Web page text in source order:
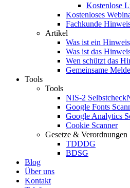
Kostenlose
Kostenloses
Fachkunde
Artikel
Was ist ein
Was ist das
Wen schützt das
Gemeinsame
Tools
Tools
NIS-2 Selbstcheck
Google Fonts
Google Analytics
Cookie Scanner
Gesetze & Verordnungen
TDDDG
BDSG
Blog
Über uns
Kontakt